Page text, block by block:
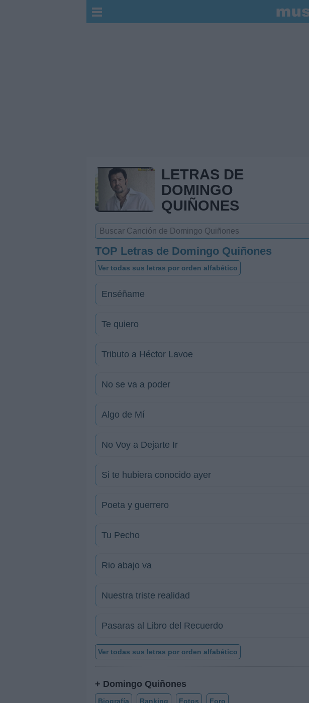
LETRAS DE
DOMINGO
QUIÑONES
TOP Letras de Domingo Quiñones
Ver todas sus letras por orden alfabético
Enséñame
Te quiero
Tributo a Héctor Lavoe
No se va a poder
Algo de Mí
No Voy a Dejarte Ir
Si te hubiera conocido ayer
Poeta y guerrero
Tu Pecho
Rio abajo va
Nuestra triste realidad
Pasaras al Libro del Recuerdo
Ver todas sus letras por orden alfabético
+ Domingo Quiñones
Biografía Ranking Fotos Foro